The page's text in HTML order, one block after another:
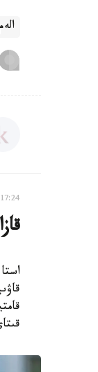
17:24, 08 تامىز 2026